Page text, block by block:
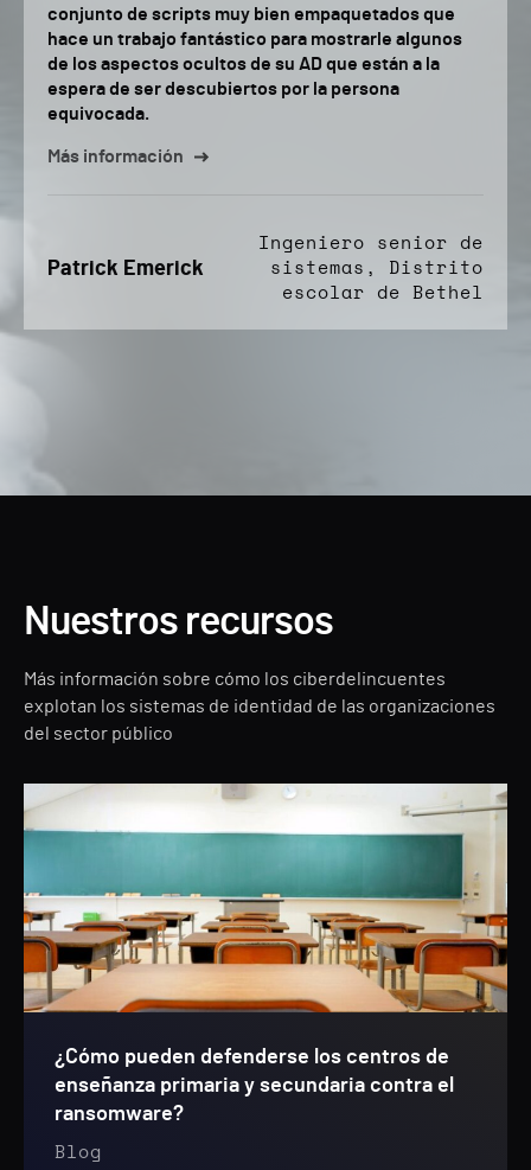
conjunto de scripts muy bien empaquetados que
hace un trabajo fantástico para mostrarle algunos
de los aspectos ocultos de su AD que están a la
espera de ser descubiertos por la persona
equivocada.
Más información
Patrick Emerick
Ingeniero senior de
sistemas, Distrito
escolar de Bethel
Nuestros recursos
Más información sobre cómo los ciberdelincuentes
explotan los sistemas de identidad de las organizaciones
del sector público
¿Cómo pueden defenderse los centros de
enseñanza primaria y secundaria contra el
ransomware?
Blog